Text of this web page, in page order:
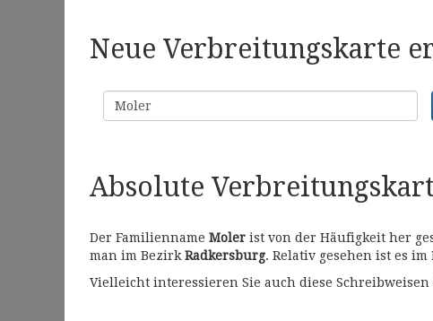
Neue Verbreitungskarte
Familienname
Absolute
Der Familienname Moler ist von der Häufigkeit her
man im BezirkRadkersburg. Relativ gesehen ist es im
Vielleicht interessieren Sie auch diese Schreibweisen